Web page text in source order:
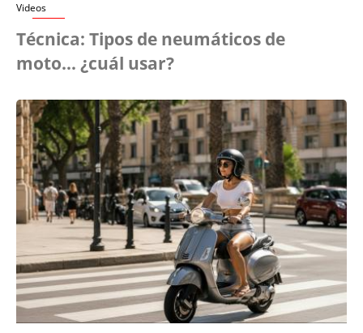
Videos
Técnica: Tipos de neumáticos de
moto... ¿cuál usar?